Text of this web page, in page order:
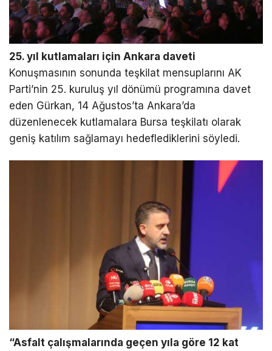
25. yıl kutlamaları için Ankara daveti
Konuşmasının sonunda teşkilat mensuplarını AK
Parti’nin 25. kuruluş yıl dönümü programına davet
eden Gürkan, 14 Ağustos’ta Ankara’da
düzenlenecek kutlamalara Bursa teşkilatı olarak
geniş katılım sağlamayı hedeflediklerini söyledi.
“Asfalt çalışmalarında geçen yıla göre 12 kat